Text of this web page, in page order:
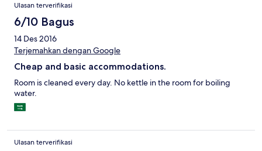
Ulasan terverifikasi
6/10 Bagus
14 Des 2016
Terjemahkan dengan Google
Cheap and basic accommodations.
Room is cleaned every day. No kettle in the room for boiling
water.
Ulasan terverifikasi